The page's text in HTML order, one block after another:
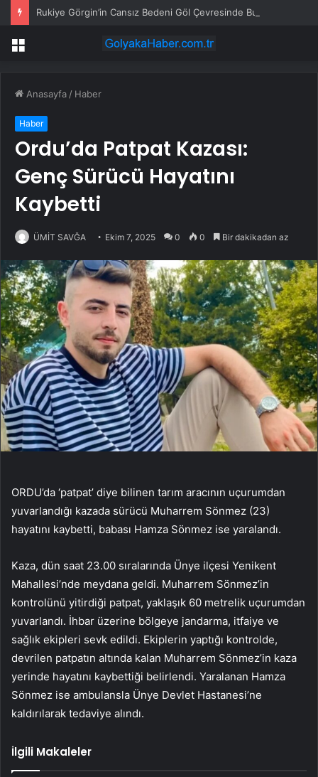
Rukiye Görgin’in Cansız Bedeni Göl Çevresinde Bulundu
Menü
Anasayfa / Haber
Haber
Ordu’da Patpat Kazası:
Genç Sürücü Hayatını
Kaybetti
ÜMİT SAVĞA Ekim 7, 2025 0 0 Bir dakikadan az
ORDU’da ‘patpat’ diye bilinen tarım aracının uçurumdan
yuvarlandığı kazada sürücü Muharrem Sönmez (23)
hayatını kaybetti, babası Hamza Sönmez ise yaralandı.
Kaza, dün saat 23.00 sıralarında Ünye ilçesi Yenikent
Mahallesi’nde meydana geldi. Muharrem Sönmez’in
kontrolünü yitirdiği patpat, yaklaşık 60 metrelik uçurumdan
yuvarlandı. İhbar üzerine bölgeye jandarma, itfaiye ve
sağlık ekipleri sevk edildi. Ekiplerin yaptığı kontrolde,
devrilen patpatın altında kalan Muharrem Sönmez’in kaza
yerinde hayatını kaybettiği belirlendi. Yaralanan Hamza
Sönmez ise ambulansla Ünye Devlet Hastanesi’ne
kaldırılarak tedaviye alındı.
İlgili Makaleler